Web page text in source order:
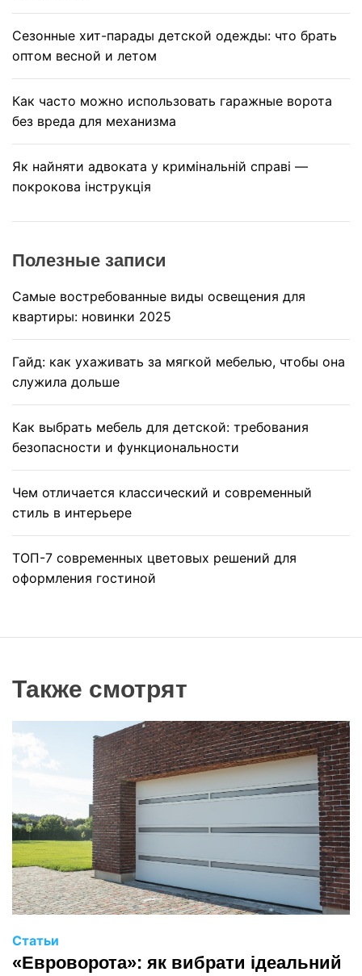
Сезонные хит-парады детской одежды: что брать
оптом весной и летом
Как часто можно использовать гаражные ворота
без вреда для механизма
Як найняти адвоката у кримінальній справі —
покрокова інструкція
Полезные записи
Самые востребованные виды освещения для
квартиры: новинки 2025
Гайд: как ухаживать за мягкой мебелью, чтобы она
служила дольше
Как выбрать мебель для детской: требования
безопасности и функциональности
Чем отличается классический и современный
стиль в интерьере
ТОП-7 современных цветовых решений для
оформления гостиной
Также смотрят
Статьи
«Евроворота»: як вибрати ідеальний